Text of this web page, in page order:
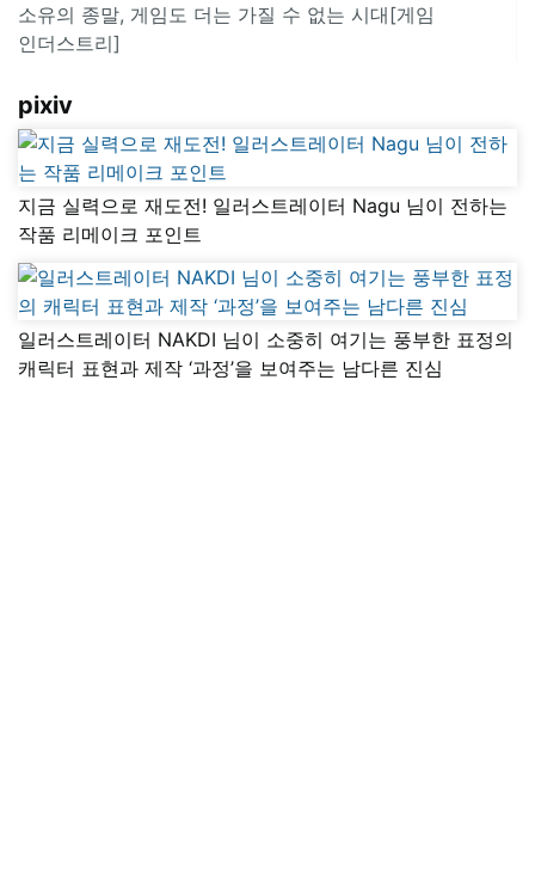
소유의 종말, 게임도 더는 가질 수 없는 시대[게임
인더스트리]
pixiv
지금 실력으로 재도전! 일러스트레이터 Nagu 님이 전하는
작품 리메이크 포인트
일러스트레이터 NAKDI 님이 소중히 여기는 풍부한 표정의
캐릭터 표현과 제작 ‘과정’을 보여주는 남다른 진심